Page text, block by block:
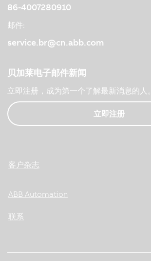
86-4007280910
邮件:
service.br@cn.abb.com
贝加莱电子邮件新闻
立即注册，成为第一个了解最新消息的人。
立即注册
客户杂志
ABB Automation
联系